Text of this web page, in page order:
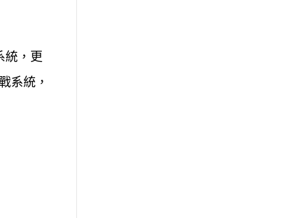
統，更
系統，